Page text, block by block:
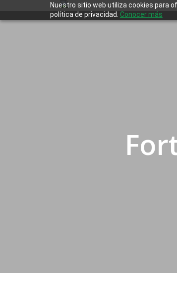
Nuestro sitio web utiliza cookies para
política de privacidad. Conocer más
to